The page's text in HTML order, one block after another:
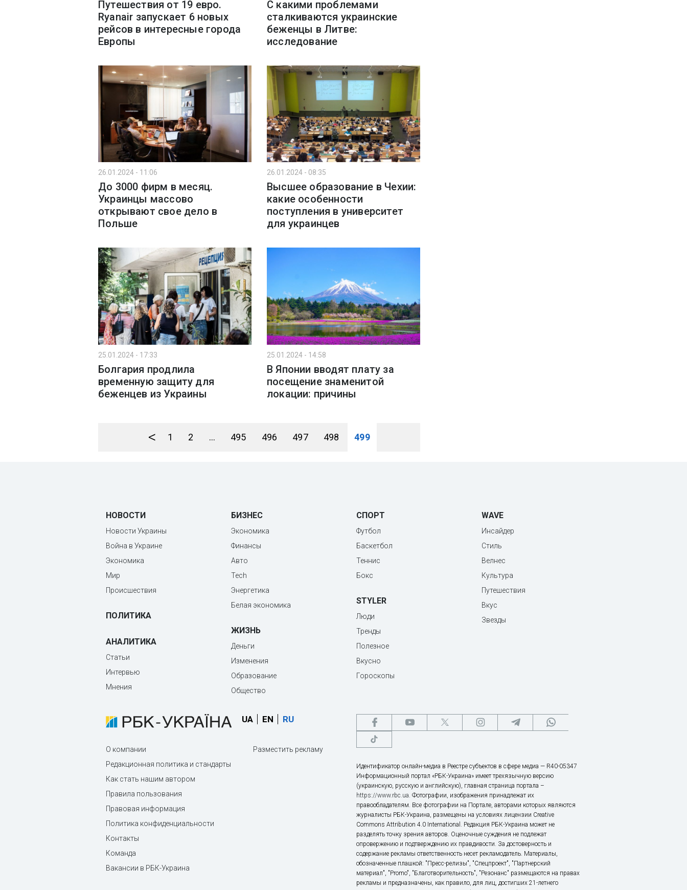
Путешествия от 19 евро.
Ryanair запускает 6 новых
рейсов в интересные города
Европы
С какими проблемами
сталкиваются украинские
беженцы в Литве:
исследование
26.01.2024 - 11:06
До 3000 фирм в месяц.
Украинцы массово
открывают свое дело в
Польше
26.01.2024 - 08:35
Высшее образование в Чехии:
какие особенности
поступления в университет
для украинцев
25.01.2024 - 17:33
Болгария продлила
временную защиту для
беженцев из Украины
25.01.2024 - 14:58
В Японии вводят плату за
посещение знаменитой
локации: причины
< 1 2 ... 495 496 497 498 499
НОВОСТИ
Новости Украины
Война в Украине
Экономика
Мир
Происшествия
ПОЛИТИКА
АНАЛИТИКА
Статьи
Интервью
Мнения
БИЗНЕС
Экономика
Финансы
Авто
Tech
Энергетика
Белая экономика
ЖИЗНЬ
Деньги
Изменения
Образование
Общество
СПОРТ
Футбол
Баскетбол
Теннис
Бокс
STYLER
Люди
Тренды
Полезное
Вкусно
Гороскопы
WAVE
Инсайдер
Стиль
Велнес
Культура
Путешествия
Вкус
Звезды
UA EN RU
О компании
Редакционная политика и стандарты
Как стать нашим автором
Правила пользования
Правовая информация
Политика конфиденциальности
Контакты
Команда
Вакансии в РБК-Украина
Разместить рекламу
Идентификатор онлайн-медиа в Реестре субъектов в сфере медиа — R40-05347
Информационный портал «РБК-Украина» имеет трехязычную версию
(украинскую, русскую и английскую), главная страница портала –
https://www.rbc.ua . Фотографии, изображения принадлежат их
правообладателям. Все фотографии на Портале, авторами которых являются
журналисты РБК-Украина, размещены на условиях лицензии Creative
Commons Attribution 4.0 International. Редакция РБК-Украина может не
разделять точку зрения авторов. Оценочные суждения не подлежат
опровержению и подтверждению их правдивости. За достоверность и
содержание рекламы ответственность несет рекламодатель. Материалы,
обозначенные плашкой: "Пресс-релизы", "Спецпроект", "Партнерский
материал", "Promo", "Благотворительность", "Резонанс" размещаются на правах
рекламы и предназначены, как правило, для лиц, достигших 21-летнего